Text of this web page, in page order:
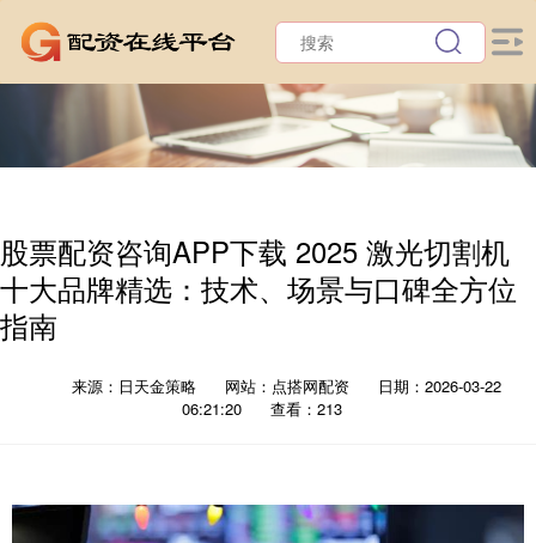
股票配资咨询APP下载 2025 激光切割机
十大品牌精选：技术、场景与口碑全方位
指南
来源：日天金策略 网站：点搭网配资
日期：2026-03-22
06:21:20
查看：213